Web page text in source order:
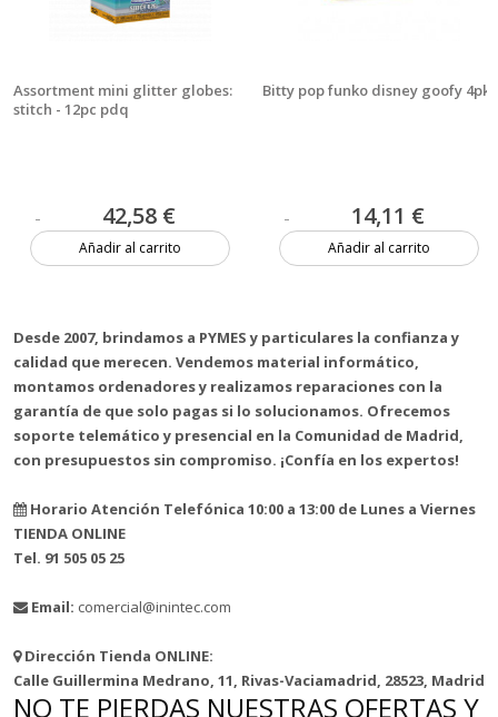
Assortment mini glitter globes:
stitch - 12pc pdq
42,58 €
Añadir al carrito
Bitty pop funko disney goofy 4pk
14,11 €
Añadir al carrito
Desde 2007, brindamos a PYMES y particulares la confianza y
calidad que merecen. Vendemos material informático,
montamos ordenadores y realizamos reparaciones con la
garantía de que solo pagas si lo solucionamos. Ofrecemos
soporte telemático y presencial en la Comunidad de Madrid,
con presupuestos sin compromiso. ¡Confía en los expertos!
Horario Atención Telefónica 10:00 a 13:00 de Lunes a Viernes
TIENDA ONLINE
Tel. 91 505 05 25
Email: comercial@inintec.com
Dirección Tienda ONLINE:
Calle Guillermina Medrano, 11, Rivas-Vaciamadrid, 28523, Madrid
NO TE PIERDAS NUESTRAS OFERTAS Y